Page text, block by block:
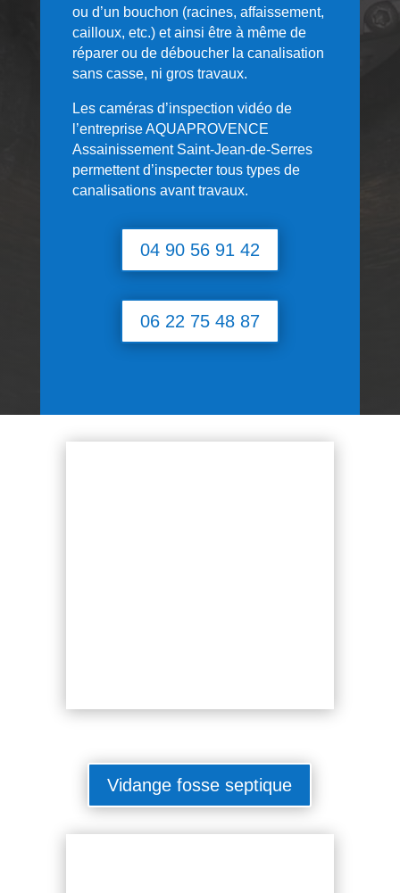
ou d’un bouchon (racines, affaissement,
cailloux, etc.) et ainsi être à même de
réparer ou de déboucher la canalisation
sans casse, ni gros travaux.
Les caméras d’inspection vidéo de
l’entreprise AQUAPROVENCE
Assainissement Saint-Jean-de-Serres
permettent d’inspecter tous types de
canalisations avant travaux.
04 90 56 91 42
06 22 75 48 87
Vidange fosse septique